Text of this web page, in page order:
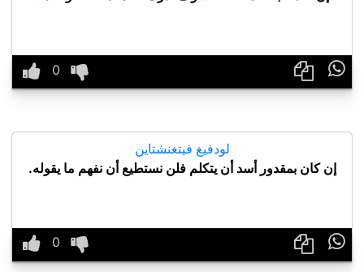

لودفيغ فيتغنشتاين
إن كان بمقدور أسد أن يتكلم فلن نستطيع أن نفهم ما يقوله.
